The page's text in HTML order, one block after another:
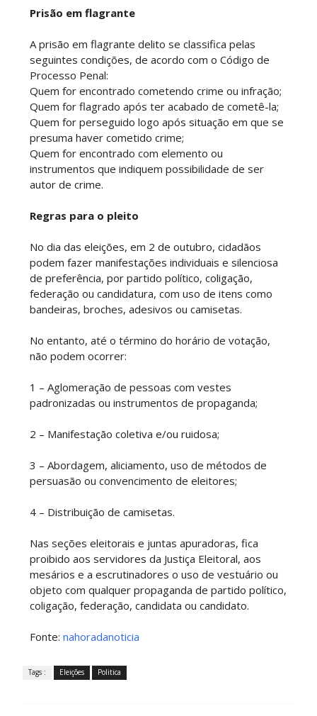
Prisão em flagrante
A prisão em flagrante delito se classifica pelas
seguintes condições, de acordo com o Código de
Processo Penal:
Quem for encontrado cometendo crime ou infração;
Quem for flagrado após ter acabado de cometê-la;
Quem for perseguido logo após situação em que se
presuma haver cometido crime;
Quem for encontrado com elemento ou
instrumentos que indiquem possibilidade de ser
autor de crime.
Regras para o pleito
No dia das eleições, em 2 de outubro, cidadãos
podem fazer manifestações individuais e silenciosa
de preferência, por partido político, coligação,
federação ou candidatura, com uso de itens como
bandeiras, broches, adesivos ou camisetas.
No entanto, até o término do horário de votação,
não podem ocorrer:
1 – Aglomeração de pessoas com vestes
padronizadas ou instrumentos de propaganda;
2 – Manifestação coletiva e/ou ruidosa;
3 – Abordagem, aliciamento, uso de métodos de
persuasão ou convencimento de eleitores;
4 – Distribuição de camisetas.
Nas seções eleitorais e juntas apuradoras, fica
proibido aos servidores da Justiça Eleitoral, aos
mesários e a escrutinadores o uso de vestuário ou
objeto com qualquer propaganda de partido político,
coligação, federação, candidata ou candidato.
Fonte: nahoradanoticia
Tags : Eleições Politica